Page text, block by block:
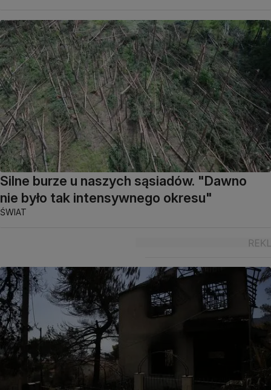
Silne burze u naszych sąsiadów. "Dawno
nie było tak intensywnego okresu"
ŚWIAT